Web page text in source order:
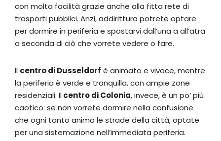
con molta facilità grazie anche alla fitta rete di
trasporti pubblici. Anzi, addirittura potrete optare
per dormire in periferia e spostarvi dall’una a all’atra
a seconda di ciò che vorrete vedere o fare.
Il centro di Dusseldorf è animato e vivace, mentre
la periferia è verde e tranquilla, con ampie zone
residenziali. Ilcentro di Colonia, invece, è un po’ più
caotico: se non vorrete dormire nella confusione
che ogni tanto anima le strade della città, optate
per una sistemazione nell’immediata periferia.